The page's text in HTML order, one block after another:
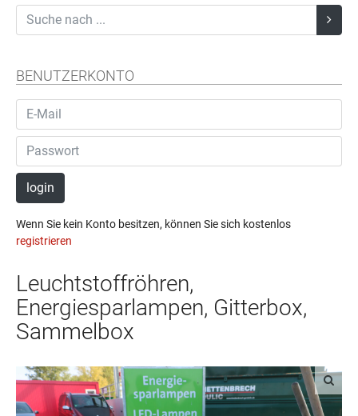
BENUTZERKONTO
login
Wenn Sie kein Konto besitzen, können Sie sich kostenlos
registrieren
Leuchtstoffröhren,
Energiesparlampen, Gitterbox,
Sammelbox